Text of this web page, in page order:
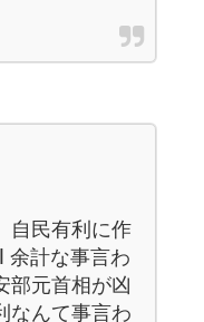
自民有利に作
計な事言わ
部元首相が凶
なんて事言わ